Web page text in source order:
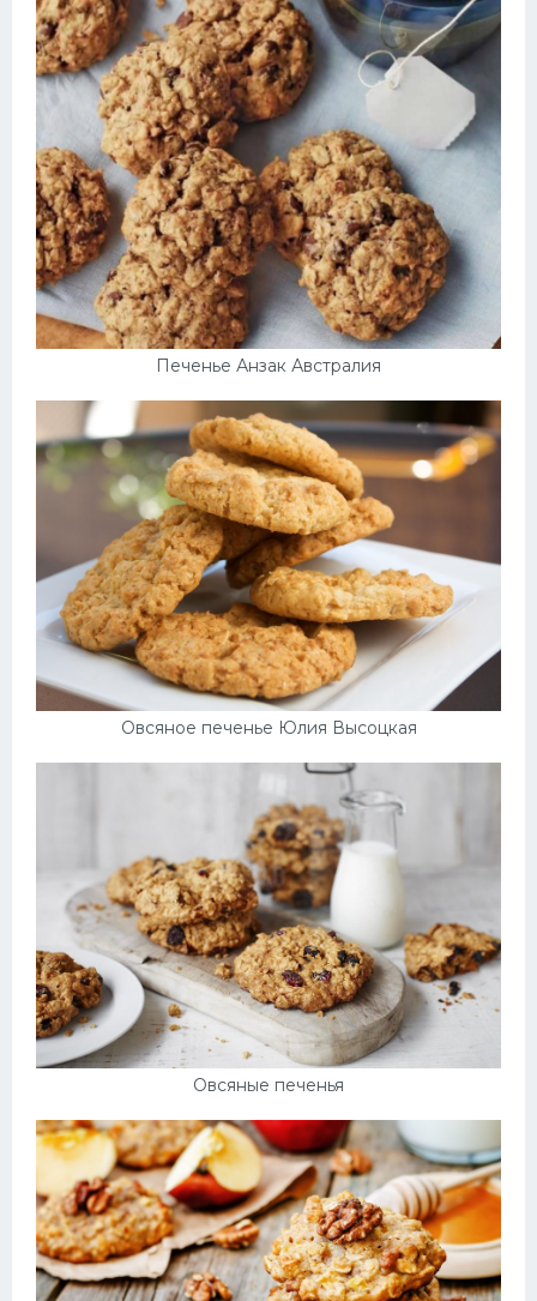
Печенье Анзак Австралия
Овсяное печенье Юлия Высоцкая
Овсяные печенья